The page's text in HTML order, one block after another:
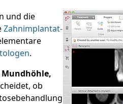
und die
Zahnimplantat-
.
ob